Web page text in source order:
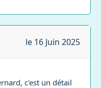
le 16 Juin 2025
c'est un détail